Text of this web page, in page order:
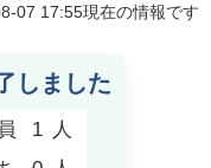
07 17:55現在の情報です
しました
1 人